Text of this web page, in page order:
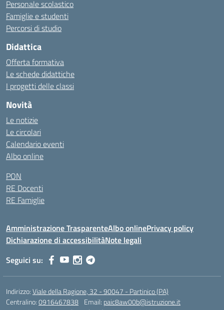
Personale scolastico
Famiglie e studenti
Percorsi di studio
Didattica
Offerta formativa
Le schede didattiche
I progetti delle classi
Novità
Le notizie
Le circolari
Calendario eventi
Albo online
PON
RE Docenti
RE Famiglie
Amministrazione TrasparenteAlbo onlinePrivacy policy
Dichiarazione di accessibilitàNote legali
Seguici su:
Indirizzo:Viale della Ragione, 32 - 90047 - Partinico (PA)
Centralino:0916467838 Email: paic8aw00b@istruzione.it